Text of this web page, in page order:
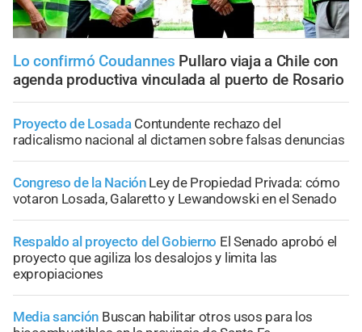
Lo confirmó Coudannes Pullaro viaja a Chile con
agenda productiva vinculada al puerto de Rosario
Proyecto de Losada Contundente rechazo del
radicalismo nacional al dictamen sobre falsas denuncias
Congreso de la Nación Ley de Propiedad Privada: cómo
votaron Losada, Galaretto y Lewandowski en el Senado
Respaldo al proyecto del Gobierno El Senado aprobó el
proyecto que agiliza los desalojos y limita las
expropiaciones
Media sanción Buscan habilitar otros usos para los